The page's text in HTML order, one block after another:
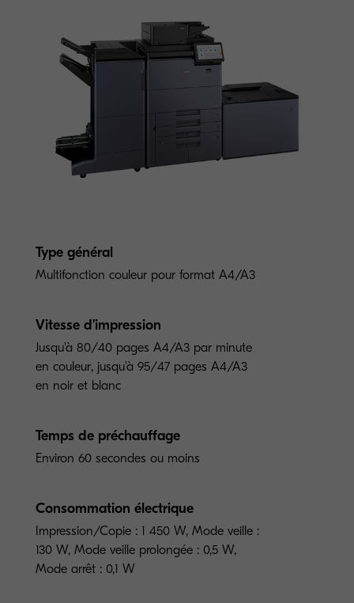
Type général
Multifonction couleur pour format A4/A3
Vitesse d’impression
Jusqu'à 80/40 pages A4/A3 par minute
en couleur, jusqu'à 95/47 pages A4/A3
en noir et blanc
Temps de préchauffage
Environ 60 secondes ou moins
Consommation électrique
Impression/Copie : 1 450 W, Mode veille :
130 W, Mode veille prolongée : 0,5 W,
Mode arrêt : 0,1 W